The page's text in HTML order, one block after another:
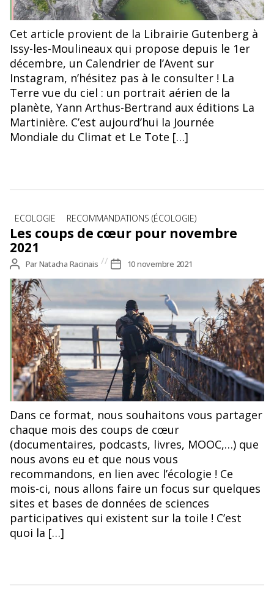
Cet article provient de la Librairie Gutenberg à
Issy-les-Moulineaux qui propose depuis le 1er
décembre, un Calendrier de l’Avent sur
Instagram, n’hésitez pas à le consulter ! La
Terre vue du ciel : un portrait aérien de la
planète, Yann Arthus-Bertrand aux éditions La
Martinière. C’est aujourd’hui la Journée
Mondiale du Climat et Le Tote […]
Catégories
ECOLOGIE RECOMMANDATIONS (ÉCOLOGIE)
Les coups de cœur pour novembre
2021
Auteur
de
l’article
ParNatacha Racinais
Date
de
10 novembre 2021
Dans ce format, nous souhaitons vous partager
chaque mois des coups de cœur
(documentaires, podcasts, livres, MOOC,…) que
nous avons eu et que nous vous
recommandons, en lien avec l’écologie ! Ce
mois-ci, nous allons faire un focus sur quelques
sites et bases de données de sciences
participatives qui existent sur la toile ! C’est
quoi la […]